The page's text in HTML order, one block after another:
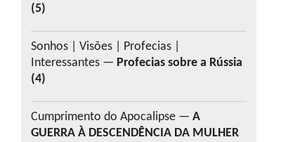
(5)
Sonhos | Visões | Profecias |
Interessantes — Profecias sobre a Rússia
(4)
Cumprimento do Apocalipse — A
GUERRA À DESCENDÊNCIA DA MULHER